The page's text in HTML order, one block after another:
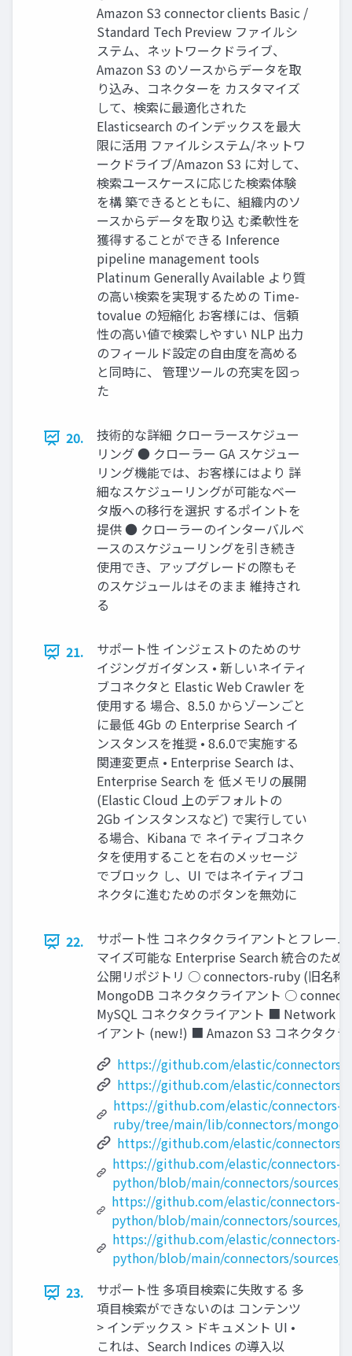
Amazon S3 connector clients Basic /
Standard Tech Preview ファイルシ
ステム、ネットワークドライブ、
Amazon S3 のソースからデータを取
り込み、コネクターを カスタマイズ
して、検索に最適化された
Elasticsearch のインデックスを最⼤
限に活⽤ ファイルシステム/ネットワ
ークドライブ/Amazon S3 に対して、
検索ユースケースに応じた検索体験
を構 築できるとともに、組織内のソ
ースからデータを取り込 む柔軟性を
獲得することができる Inference
pipeline management tools
Platinum Generally Available より質
の⾼い検索を実現するための Time-
tovalue の短縮化 お客様には、信頼
性の⾼い値で検索しやすい NLP 出⼒
のフィールド設定の⾃由度を⾼める
と同時に、 管理ツールの充実を図っ
た
20.
技術的な詳細 クローラースケジュー
リング ● クローラー GA スケジュー
リング機能では、お客様にはより 詳
細なスケジューリングが可能なベー
タ版への移⾏を選択 するポイントを
提供 ● クローラーのインターバルベ
ースのスケジューリングを引き続き
使⽤でき、アップグレードの際もそ
のスケジュールはそのまま 維持され
る
21.
サポート性 インジェストのためのサ
イジングガイダンス • 新しいネイティ
ブコネクタと Elastic Web Crawler を
使⽤する 場合、8.5.0 からゾーンごと
に最低 4Gb の Enterprise Search イ
ンスタンスを推奨 • 8.6.0で実施する
関連変更点 • Enterprise Search は、
Enterprise Search を 低メモリの展開
(Elastic Cloud 上のデフォルトの
2Gb インスタンスなど) で実⾏してい
る場合、Kibana で ネイティブコネク
タを使⽤することを右のメッセージ
でブロック し、UI ではネイティブコ
ネクタに進むためのボタンを無効に
22.
サポート性 コネクタクライアントとフレー
マイズ可能な Enterprise Search 統合のため
公開リポジトリ ○ connectors-ruby (旧名
MongoDB コネクタクライアント ○
MySQL コネクタクライアント ■ Network
イアント (new!) ■ Amazon S3 コネクタク
https://github.com/elastic/connectors-
https://github.com/elastic/connectors
https://github.com/elastic/connectors-
ruby/tree/main/lib/connectors/
https://github.com/elastic/connectors-
https://github.com/elastic/connectors-
python/blob/main/connectors/sources/
https://github.com/elastic/connectors-
python/blob/main/connectors/sources/
https://github.com/elastic/connectors-
python/blob/main/connectors/sources/
23.
サポート性 多項⽬検索に失敗する 多
項⽬検索ができないのは コンテンツ
> インデックス > ドキュメント UI •
これは、Search Indices の導⼊以